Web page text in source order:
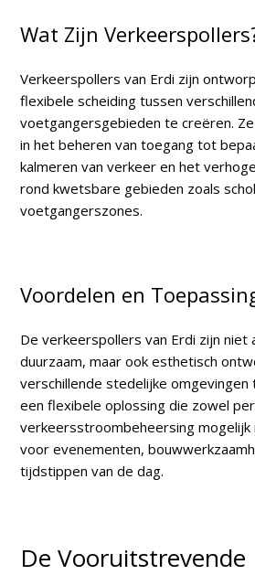
Wat Zijn
Verkeerspollers van Erdi zijn
flexibele scheiding tussen
voetgangersgebieden te creëren.
in het beheren van toegang tot
kalmeren van verkeer en het
rond kwetsbare gebieden zoals
voetgangerszones.
Voordelen en
De verkeerspollers van Erdi zijn niet
duurzaam, maar ook esthetisch
verschillende stedelijke omgevingen
een flexibele oplossing die zowel
verkeersstroombeheersing mogelijk
voor evenementen,
tijdstippen van de dag.
De Vooruitstrevende